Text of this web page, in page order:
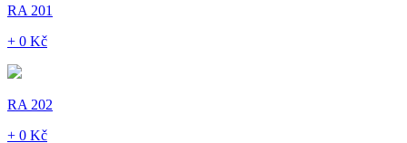
RA 201
+ 0 Kč
RA 202
+ 0 Kč